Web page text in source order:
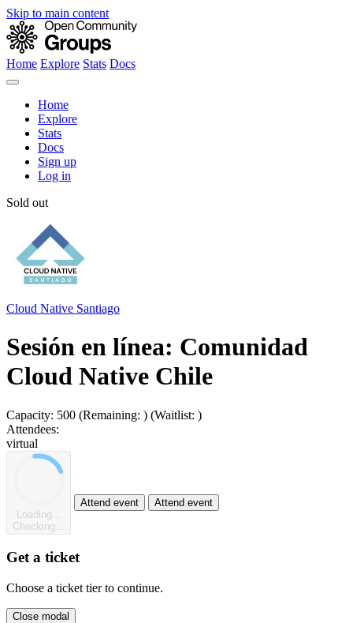
Skip to main content
Home Explore Stats Docs
Home
Explore
Stats
Docs
Sign up
Log in
Sold out
Cloud Native Santiago
Sesión en línea: Comunidad
Cloud Native Chile
Capacity: 500 (Remaining: ) (Waitlist: )
Attendees:
virtual
Loading...
Checking...
Attend event Attend event
Get a ticket
Choose a ticket tier to continue.
Close modal